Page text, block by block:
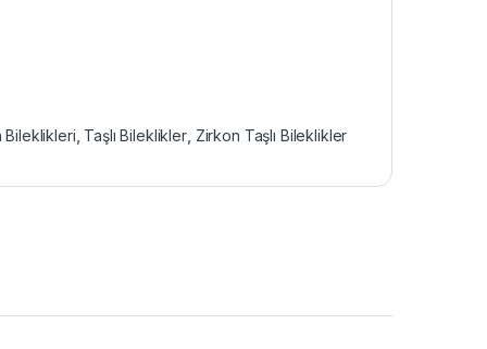
Bileklikleri Taşlı Bileklikler, Zirkon Taşlı Bileklikler